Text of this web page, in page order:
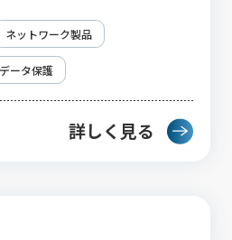
ネットワーク製品
データ保護
詳しく見る